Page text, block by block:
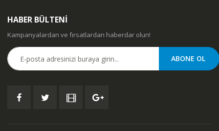
HABER BÜLTENİ
Kampanyalardan ve fırsatlardan haberdar olun!